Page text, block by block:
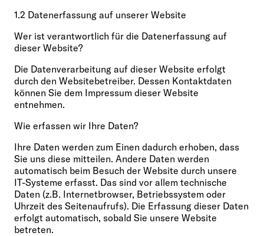
1.2 Datenerfassung auf unserer Website
Wer ist verantwortlich für die Datenerfassung auf
dieser Website?
Die Datenverarbeitung auf dieser Website erfolgt
durch den Websitebetreiber. Dessen Kontaktdaten
können Sie dem Impressum dieser Website
entnehmen.
Wie erfassen wir Ihre Daten?
Ihre Daten werden zum Einen dadurch erhoben, dass
Sie uns diese mitteilen. Andere Daten werden
automatisch beim Besuch der Website durch unsere
IT-Systeme erfasst. Das sind vor allem technische
Daten (z.B. Internetbrowser, Betriebssystem oder
Uhrzeit des Seitenaufrufs). Die Erfassung dieser Daten
erfolgt automatisch, sobald Sie unsere Website
betreten.